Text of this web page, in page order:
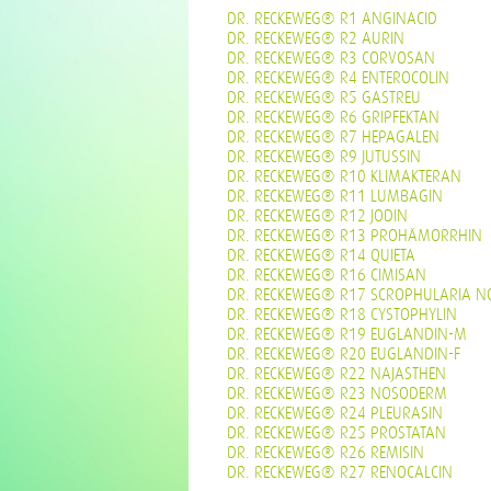
DR. RECKEWEG® R1 ANGINACID
DR. RECKEWEG® R2 AURIN
DR. RECKEWEG® R3 CORVOSAN
DR. RECKEWEG® R4 ENTEROCOLIN
DR. RECKEWEG® R5 GASTREU
DR. RECKEWEG® R6 GRIPFEKTAN
DR. RECKEWEG® R7 HEPAGALEN
DR. RECKEWEG® R9 JUTUSSIN
DR. RECKEWEG® R10 KLIMAKTERAN
DR. RECKEWEG® R11 LUMBAGIN
DR. RECKEWEG® R12 JODIN
DR. RECKEWEG® R13 PROHÄMORRHIN
DR. RECKEWEG® R14 QUIETA
DR. RECKEWEG® R16 CIMISAN
DR. RECKEWEG® R17 SCROPHULARIA
DR. RECKEWEG® R18 CYSTOPHYLIN
DR. RECKEWEG® R19 EUGLANDIN-M
DR. RECKEWEG® R20 EUGLANDIN-F
DR. RECKEWEG® R22 NAJASTHEN
DR. RECKEWEG® R23 NOSODERM
DR. RECKEWEG® R24 PLEURASIN
DR. RECKEWEG® R25 PROSTATAN
DR. RECKEWEG® R26 REMISIN
DR. RECKEWEG® R27 RENOCALCIN